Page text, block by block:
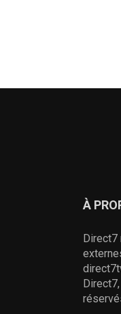
À
Direct7